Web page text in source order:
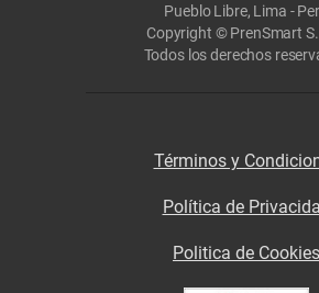
Pueblo Libre, Lima -
Copyright © PrenSmart
Todos los derechos
Términos y
Política de
Politica de Cookies